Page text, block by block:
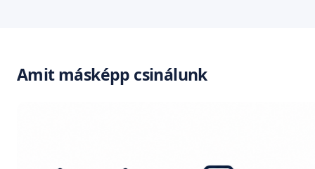
Amit másképp csinálunk